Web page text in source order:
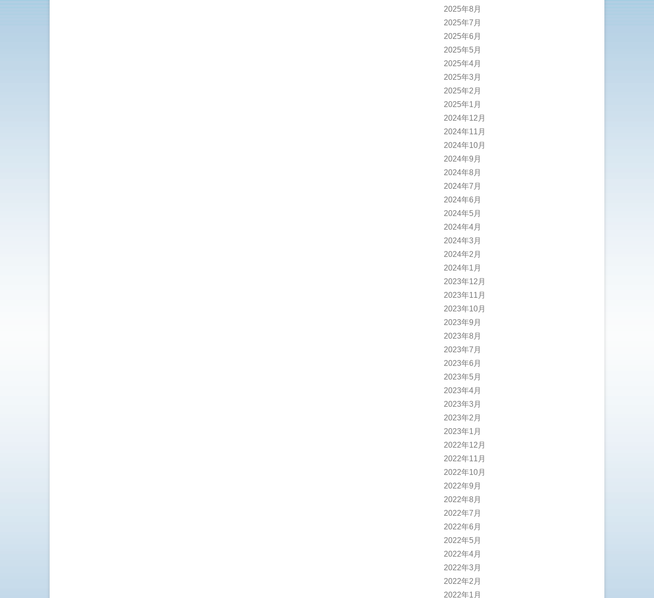
2025年8月
2025年7月
2025年6月
2025年5月
2025年4月
2025年3月
2025年2月
2025年1月
2024年12月
2024年11月
2024年10月
2024年9月
2024年8月
2024年7月
2024年6月
2024年5月
2024年4月
2024年3月
2024年2月
2024年1月
2023年12月
2023年11月
2023年10月
2023年9月
2023年8月
2023年7月
2023年6月
2023年5月
2023年4月
2023年3月
2023年2月
2023年1月
2022年12月
2022年11月
2022年10月
2022年9月
2022年8月
2022年7月
2022年6月
2022年5月
2022年4月
2022年3月
2022年2月
2022年1月